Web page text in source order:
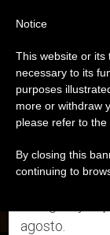
ÚLTIMAS
Aviso
Del 27 de
anual,
se generan
agosto.
Notice
This website or its
necessary to its
purposes
more or withdraw
please refer to the
By closing this
continuing to